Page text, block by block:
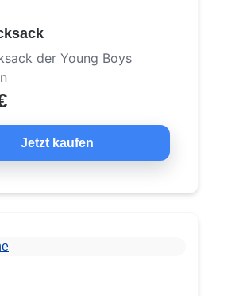
der Young Boys
Jetzt kaufen